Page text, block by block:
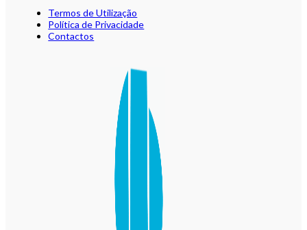
Termos de Utilização
Política de Privacidade
Contactos